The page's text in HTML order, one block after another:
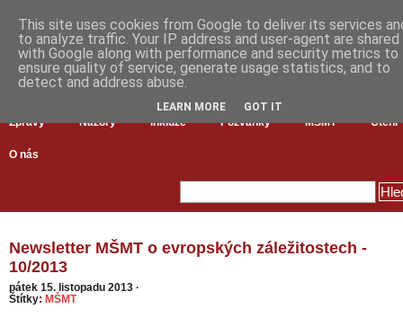
Zprávy Názory Inkluze Pozvánky MŠMT Čtení
O nás
Newsletter MŠMT o evropských záležitostech -
10/2013
pátek 15. listopadu 2013 ·
Štítky: MŠMT
This site uses cookies from Google to deliver its services
to analyze traffic. Your IP address and user-agent are shared
with Google along with performance and security metrics to
ensure quality of service, generate usage statistics, and to
detect and address abuse.
LEARN MORE GOT IT